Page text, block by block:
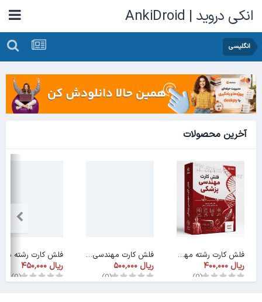
انکی دروید | AnkiDroid
انگلیسی
آخرین محصولات
فلش کارت رشته مهندسی پزشکی
(0)
فلش کارت مهندسی بهداشت و ایمنی کار
(0)
(0)